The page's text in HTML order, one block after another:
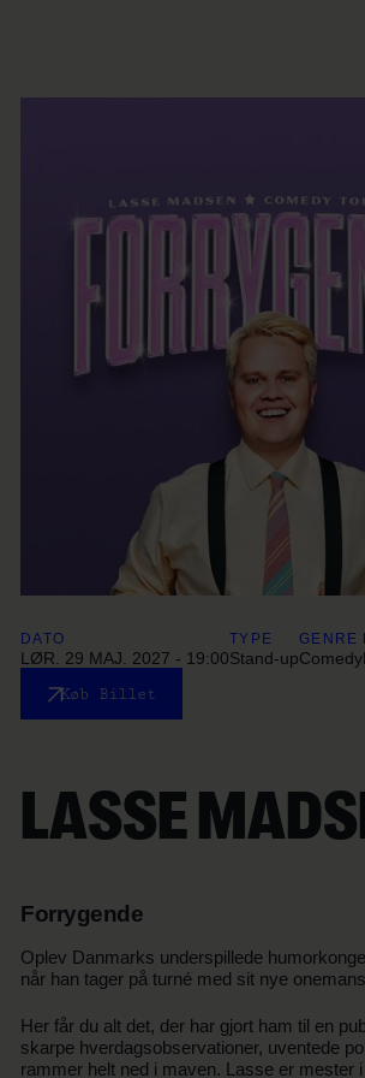
DATO
LØR. 29 MAJ. 2027 - 19:00
TYPE
Stand-up
GENRE
Comedy
Køb Billet
LASSE
Forrygende
Oplev Danmarks underspillede
når han tager på turné med sit nye
Her får du alt det, der har gjort ham til en
skarpe hverdagsobservationer, uventede
rammer helt ned i maven. Lasse er mester